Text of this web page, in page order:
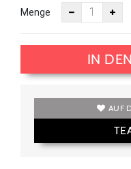
Menge
IN
AUF